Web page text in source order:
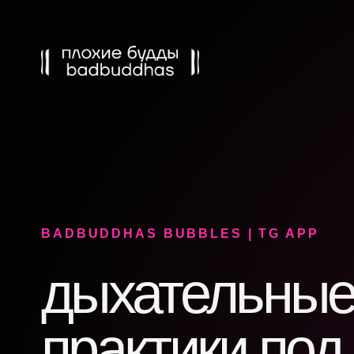
BADBUDDHAS BUBBLES | TG APP